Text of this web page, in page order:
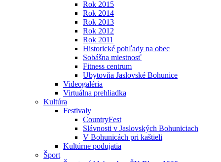
Rok 2015
Rok 2014
Rok 2013
Rok 2012
Rok 2011
Historické pohľady na obec
Sobášna miestnosť
Fitness centrum
Ubytovňa Jaslovské Bohunice
Videogaléria
Virtuálna prehliadka
Kultúra
Festivaly
CountryFest
Slávnosti v Jaslovských Bohuniciach
V Bohunicách pri kaštieli
Kultúrne podujatia
Šport